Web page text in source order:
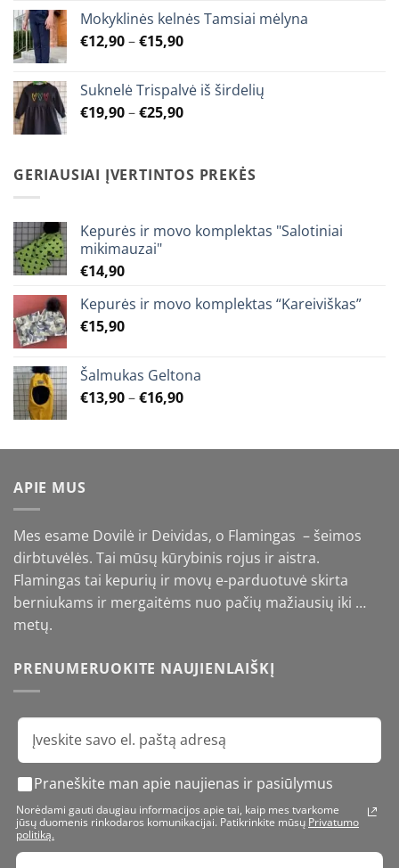
through
€23,90
Mokyklinės kelnės Tamsiai mėlyna
€12,90–€15,90Price
through
€15,90
Suknelė Trispalvė iš širdelių
€19,90–€25,90Price
through
€25,90
GERIAUSIAI ĮVERTINTOS PREKĖS
Kepurės ir movo komplektas "Salotiniai
mikimauzai"
€14,90
Kepurės ir movo komplektas “Kareiviškas”
€15,90
Šalmukas Geltona
€13,90–€16,90Price
through
APIE MUS
Mes esame Dovilė ir Deividas, o Flamingas – šeimos
dirbtuvėlės. Tai mūsų kūrybinis rojus ir aistra.
Flamingas tai kepurių ir movų e-parduotuvė skirta
berniukams ir mergaitėms nuo pačių mažiausių iki …
metų.
PRENUMERUOKITE NAUJIENLAIŠKĮ
Praneškite man apie naujienas ir pasiūlymus
Norėdami gauti daugiau informacijos apie tai, kaip mes tvarkome
jūsų duomenis rinkodaros komunikacijai. Patikrinkite mūsų Privatumo
politiką.